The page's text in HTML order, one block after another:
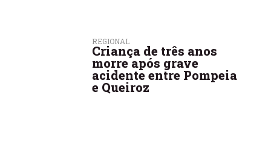
REGIONAL
Criança de três anos
morre após grave
acidente entre Pompeia
e Queiroz